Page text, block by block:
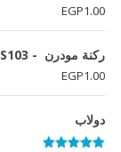
تم التقييم
5.00
من 5
EGP1.00
ركنة مودرن - S103
EGP1.00
دولاب